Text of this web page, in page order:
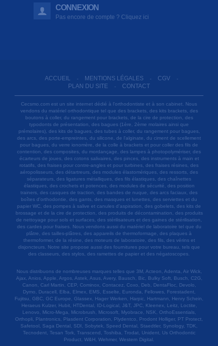
CONNEXION
Pas encore de compte ? Cliquez ici
ACCUEIL - MENTIONS LÉGALES - CGV -
PLAN DU SITE - CONTACT
Cecsmo.com est un site internet dédié à l'orthodontiste et à son cabinet. Nous
vendons du matériel orthodontique tel que des brackets, des kits brackets, des
boutons à coller, du rangement pour brackets, de la cire de protection, des
typodonts de présentation, des bagues (1ère, 2ème molaires ainsi que
prémolaires), des kits de bagues, des tubes à coller, du rangement pour bagues,
des arcs, des porte-empreintes, du silicone, de l'alginate, du ciment de scellement
pour bagues, du verre ionomère, de la colle à brackets et pour coller des fils de
contention, des composites, du mordançage, des lampes à photopolymériser, des
écarteurs de joues, des cotons salivaires, des pinces, des instruments à main et
rotatifs, des fraises pour contre-angles et pour turbines, des fraises résines, des
aéropolisseurs, des détartreurs, des modules élastomériques, des ressorts, des
séparateurs, des ligatures métalliques, des fils élastiques, des chaînettes
élastiques, des crochets et potences, des modules de sécurité, des position
trainers, des casques de traction, des bandes de nuque, des arcs faciaux, des
boîtes d'orthodontie, des gants, des masques et lunettes, des serviettes et du
papier WC, des pompes à salive et canules d'aspiration, des gobelets, des kits de
brossage et de la cire de protection, des produits de décontamination, des produits
de nettoyage pour sols et surfaces, des stérilisateurs et des gaines de stérilisation,
des cardes pour fraises. Nous vendons aussi du matériel de laboratoire tel que du
plâtre, des tailles-plâtres, des appareils de thermoformage, des plaques à
thermoformer, de la résine, des moteurs de laboratoire, des fils, des vérins et
disjoncteurs. Notre site propose aussi des fournitures pour votre bureau, tels que
des classeurs, des stylos, des ramettes de papier et des négatoscopes.
Nous distribuons de nombreuses marques telles que 3M, Acteon, Adenta, Air Wick,
Ajax, Anios, Apple, Argos, Astek, Asus, Avery, Bausch, Bic, Bulky Soft, Busch, C2G,
Canon, Carl Martin, CEP, Cominox, Contacez, Coxo, Deb, DentaFloc, Devolo,
Dymo, Duracell, Elba, Elmex, EMS, Esselte, Euronda, Fellowes, Forestadent,
Fujitsu, GBC, GC Europe, Glassex, Hager Werken, Harpic, Hartmann, Henry Schein,
Heraeus Kulzer, Hubit, HTDental, ID-Logical, J&T, JPC, Kleenex, Leitz, Loctite,
Lenovo, Micro-Mega, Microbrush, Microsoft, Myobrace, NSK, OrthoEssentials,
Orthopli, Plantronics, Plasdent Corporation, Plydentco, Prodont Holliger, PT Protect,
Safetool, Saga Dental, SDI, Sobytek, Speed Dental, Staedtler, Synology, TDK,
Tecnodent, Tesan Tork, Transcend, Toshiba, Trodat, Unident, Us Orthodontic
Product, W&H, Wehmer, Western Digital.